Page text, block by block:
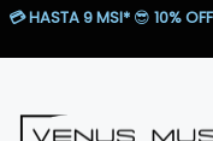
Saltar
💳HASTA 9 MSI* 😎 10% OFF